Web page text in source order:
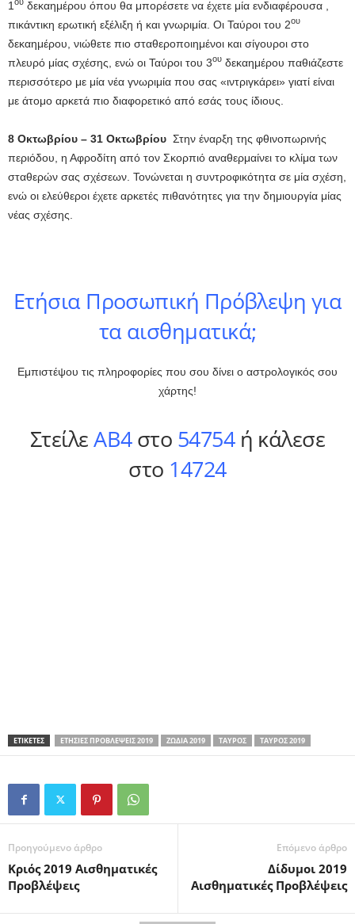
1
δεκαημέρου όπου θα μπορέσετε να έχετε μία ενδιαφέρουσα ,
πικάντικη ερωτική εξέλιξη ή και γνωριμία. Οι Ταύροι του 2ου
δεκαημέρου, νιώθετε πιο σταθεροποιημένοι και σίγουροι στο
πλευρό μίας σχέσης, ενώ οι Ταύροι του 3ου δεκαημέρου παθιάζεστε
περισσότερο με μία νέα γνωριμία που σας «ιντριγκάρει» γιατί είναι
με άτομο αρκετά πιο διαφορετικό από εσάς τους ίδιους.
8 Οκτωβρίου – 31 Οκτωβρίου Στην έναρξη της φθινοπωρινής
περιόδου, η Αφροδίτη από τον Σκορπιό αναθερμαίνει το κλίμα των
σταθερών σας σχέσεων. Τονώνεται η συντροφικότητα σε μία σχέση,
ενώ οι ελεύθεροι έχετε αρκετές πιθανότητες για την δημιουργία μίας
νέας σχέσης.
Ετήσια Προσωπική Πρόβλεψη για
τα αισθηματικά;
Εμπιστέψου τις πληροφορίες που σου δίνει ο αστρολογικός σου
χάρτης!
ΣτείλεΑΒ4στο 54754 ή κάλεσε
στο 14724
ΕΤΙΚΕΤΕΣ ΕΤΉΣΙΕΣ ΠΡΟΒΛΈΨΕΙΣ 2019 ΖΏΔΙΑ 2019 ΤΑΎΡΟΣ ΤΑΎΡΟΣ 2019
Προηγούμενο άρθρο
Κριός 2019 Αισθηματικές
Προβλέψεις
Επόμενο άρθρο
Δίδυμοι 2019
Αισθηματικές Προβλέψεις